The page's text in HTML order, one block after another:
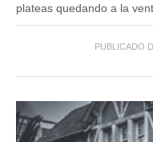
plateas quedando a la
PUBLICADO